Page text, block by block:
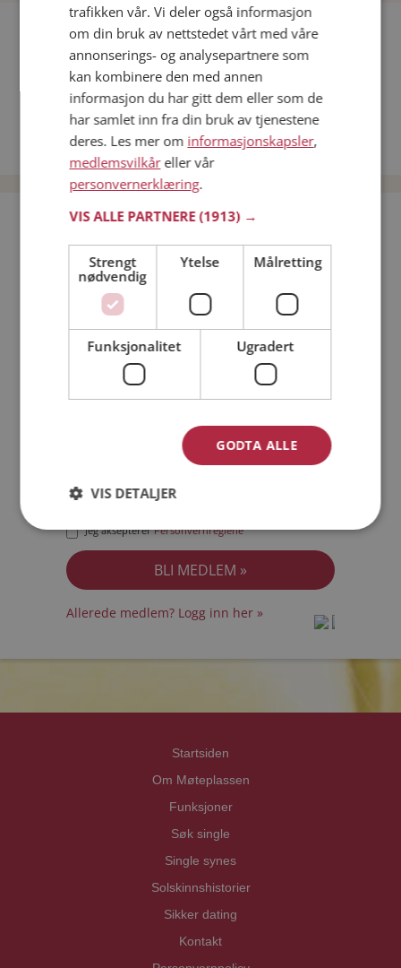
Fler single
Andre single fra Verdal
Kvinner fra Verdal
Date kvinner i Norge
Date menn i Norge
Bli medlem gratis!
Jeg er en:
Jeg akseptererPersonvernreglene
Allerede medlem? Logg inn her »
Startsiden
Om Møteplassen
Funksjoner
Søk single
Single synes
Solskinnshistorier
Sikker dating
Kontakt
trafikken vår. Vi deler også informasjon
om din bruk av nettstedet vårt med våre
annonserings- og analysepartnere som
kan kombinere den med annen
informasjon du har gitt dem eller som de
har samlet inn fra din bruk av tjenestene
deres. Les mer om informasjonskapsler,
medlemsvilkåreller vår
personvernerklæring.
VIS ALLE PARTNERE(1913) →
Strengt
nødvendig
Ytelse Målretting
Funksjonalitet Ugradert
GODTA ALLE
VIS DETALJER